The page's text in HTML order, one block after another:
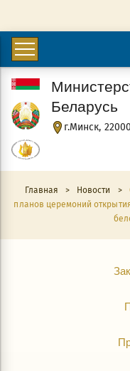
г.Минск,
Беларусь
Главная > Новости >
планов церемоний